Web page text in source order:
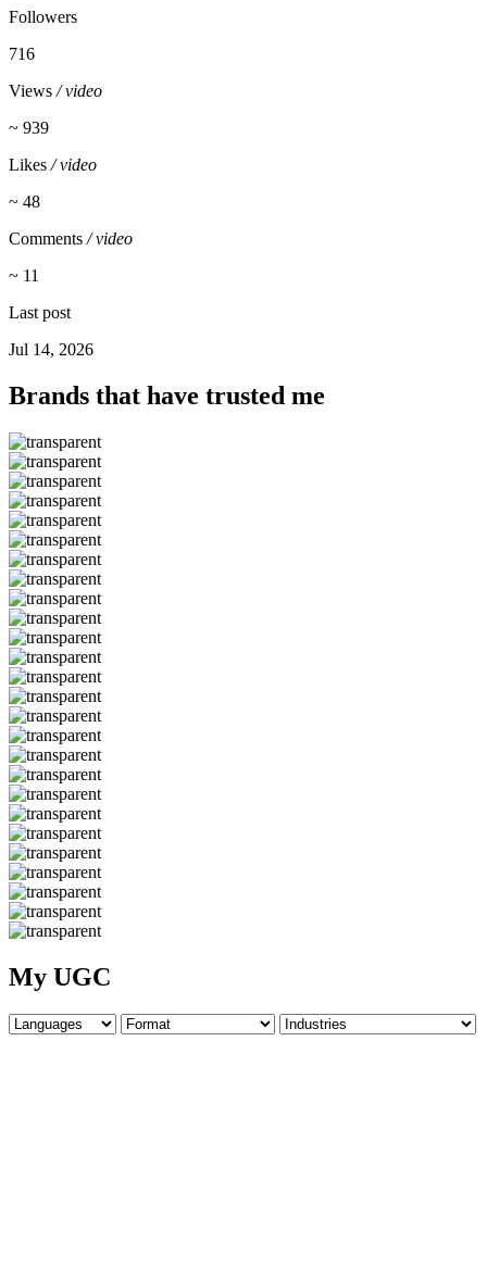
Followers
716
Views / video
~ 939
Likes / video
~ 48
Comments / video
~ 11
Last post
Jul 14, 2026
Brands that have trusted me
My UGC